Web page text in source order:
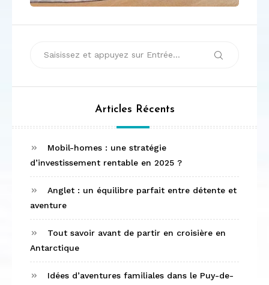
Articles Récents
Mobil-homes : une stratégie
d’investissement rentable en 2025 ?
Anglet : un équilibre parfait entre détente et
aventure
Tout savoir avant de partir en croisière en
Antarctique
Idées d’aventures familiales dans le Puy-de-